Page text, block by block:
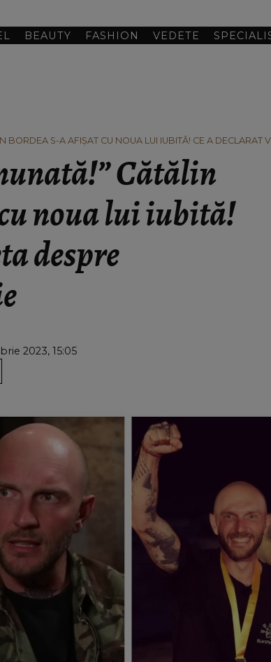
BEAUTY FASHION VEDETE
BORDEA S-A AFIȘAT CU NOUA LUI IUBITĂ! CE A DECLARAT
Cătălin
noua lui iubită!
despre
2023, 15:05